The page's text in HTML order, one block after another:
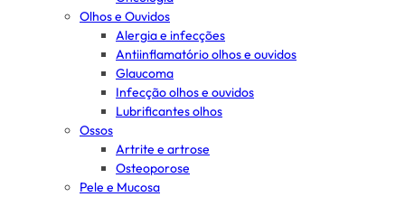
Olhos e Ouvidos
Alergia e infecções
Antiinflamatório olhos e ouvidos
Glaucoma
Infecção olhos e ouvidos
Lubrificantes olhos
Ossos
Artrite e artrose
Osteoporose
Pele e Mucosa